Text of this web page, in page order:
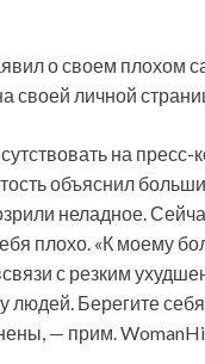
о своем плохом
своей личной
на
объяснил
неладное.
плохо. «К моему
с резким
людей. Берегите
— прим.